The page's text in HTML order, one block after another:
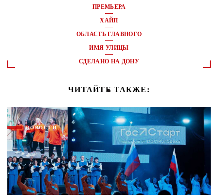
ПРЕМЬЕРА
ХАЙП
ОБЛАСТЬ ГЛАВНОГО
ИМЯ УЛИЦЫ
СДЕЛАНО НА ДОНУ
ЧИТАЙТЕ ТАКЖЕ:
НОВОСТИ